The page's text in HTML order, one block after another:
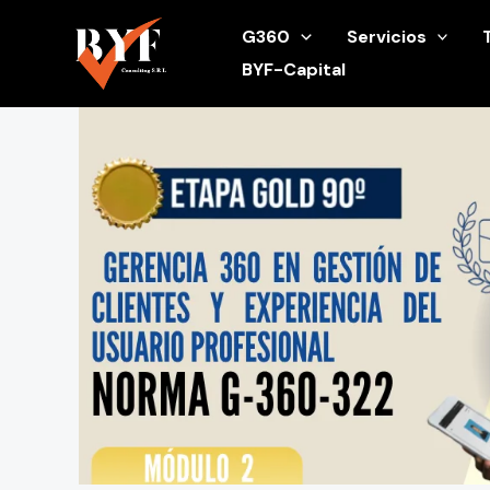
G360 Servicios
BYF-Capital